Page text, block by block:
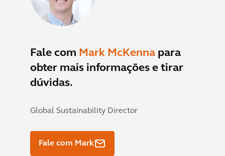
Fale com Mark McKenna para
obter mais informações e tirar
dúvidas.
Global Sustainability Director
Fale com Mark